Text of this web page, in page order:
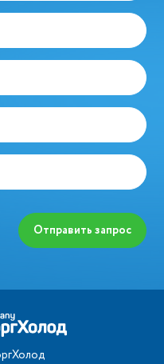
Отправить запрос